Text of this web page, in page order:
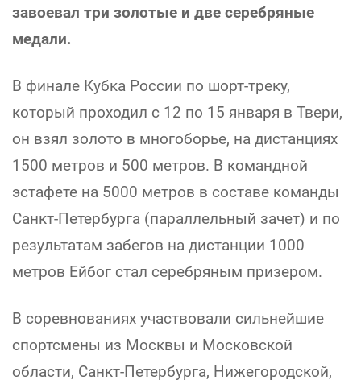
завоевал три золотые и две серебряные
медали.
В финале Кубка России по шорт-треку,
который проходил с 12 по 15 января в Твери,
он взял золото в многоборье, на дистанциях
1500 метров и 500 метров. В командной
эстафете на 5000 метров в составе команды
Санкт-Петербурга (параллельный зачет) и по
результатам забегов на дистанции 1000
метров Ейбог стал серебряным призером.
В соревнованиях участвовали сильнейшие
спортсмены из Москвы и Московской
области, Санкт-Петербурга, Нижегородской,